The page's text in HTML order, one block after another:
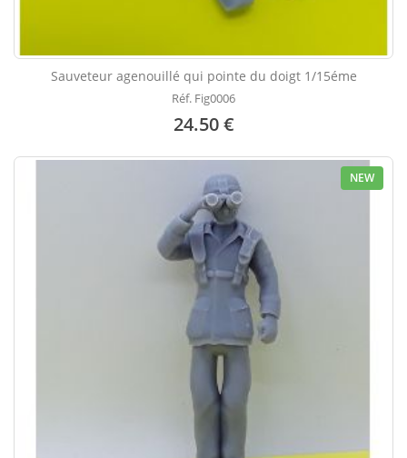
Sauveteur agenouillé qui pointe du doigt 1/15éme
Réf. Fig0006
24.50 €
NEW